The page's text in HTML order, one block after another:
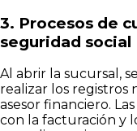
3. Procesos de
seguridad social
Al abrir la sucursal,
realizar los registros
asesor financiero.
con la facturación y